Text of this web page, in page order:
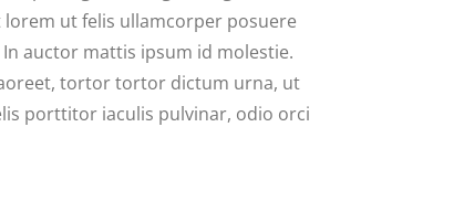
ut felis ullamcorper posuere
auctor mattis ipsum id molestie.
tortor tortor dictum urna, ut
porttitor iaculis pulvinar, odio orci